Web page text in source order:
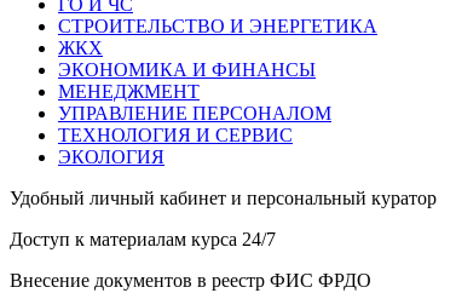
ГО И ЧС
СТРОИТЕЛЬСТВО И ЭНЕРГЕТИКА
ЖКХ
ЭКОНОМИКА И ФИНАНСЫ
МЕНЕДЖМЕНТ
УПРАВЛЕНИЕ ПЕРСОНАЛОМ
ТЕХНОЛОГИЯ И СЕРВИС
ЭКОЛОГИЯ
Удобный личный кабинет и персональный куратор
Доступ к материалам курса 24/7
Внесение документов в реестр ФИС ФРДО